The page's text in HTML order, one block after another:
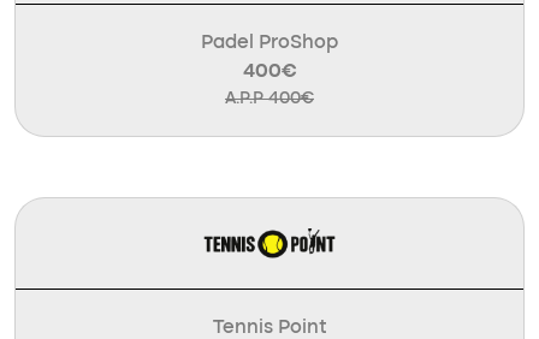
Padel ProShop
400€
A.P.P 400€
Tennis Point